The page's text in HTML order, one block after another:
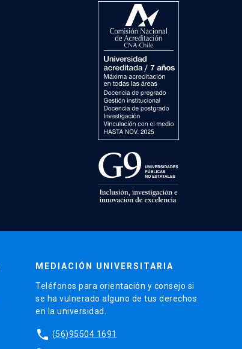
MEDIACIÓN UNIVERSITARIA
Teléfonos para orientación y consejo si
se ha vulnerado alguno de tus derechos
en la universidad.
phone (56)95504 1691